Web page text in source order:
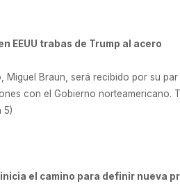
EEUU trabas de Trump al acero
Miguel Braun, será recibido por su
con el Gobierno norteamericano.
5)
el camino para definir nueva